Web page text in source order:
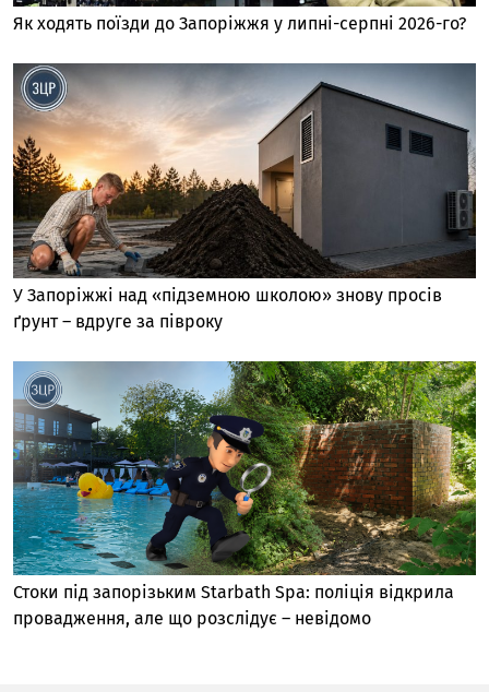
Як ходять поїзди до Запоріжжя у липні-серпні 2026-го?
У Запоріжжі над «підземною школою» знову просів
ґрунт – вдруге за півроку
Стоки під запорізьким Starbath Spa: поліція відкрила
провадження, але що розслідує – невідомо